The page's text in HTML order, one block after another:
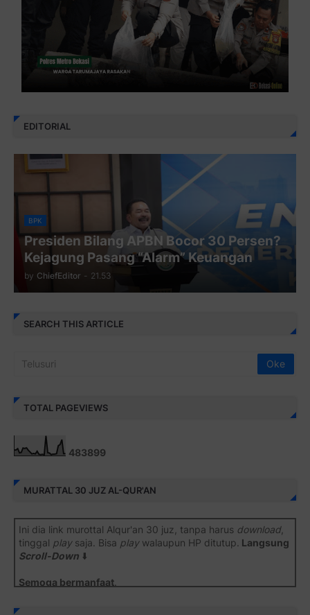
EDITORIAL
BPK
Presiden Bilang APBN Bocor 30 Persen?
Kejagung Pasang “Alarm” Keuangan
by ChiefEditor - 21.53
SEARCH THIS ARTICLE
TOTAL PAGEVIEWS
483899
MURATTAL 30 JUZ AL-QUR'AN
Ini dia link murottal Alqur'an 30 juz, tanpa harus download,
tinggal playsaja. Bisa playwalaupun HP ditutup. Langsung
Scroll-Down ⬇️
Semoga bermanfaat
Juz 1 ⇨